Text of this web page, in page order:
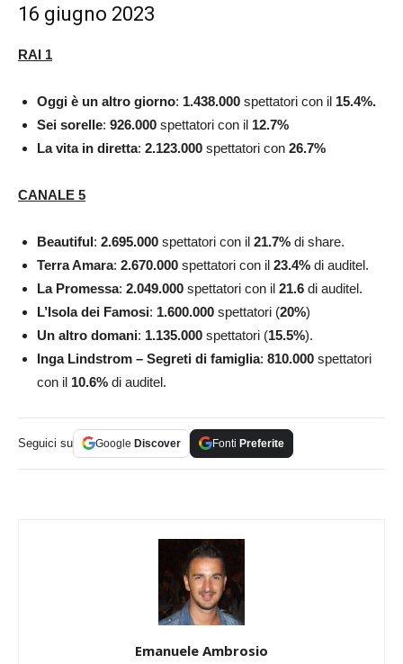
16 giugno 2023
RAI 1
Oggi è un altro giorno: 1.438.000 spettatori con il 15.4%.
Sei sorelle: 926.000 spettatori con il 12.7%
La vita in diretta: 2.123.000 spettatori con 26.7%
CANALE 5
Beautiful: 2.695.000 spettatori con il 21.7% di share.
Terra Amara: 2.670.000 spettatori con il 23.4% di auditel.
La Promessa: 2.049.000 spettatori con il 21.6 di auditel.
L’Isola dei Famosi: 1.600.000 spettatori (20%)
Un altro domani: 1.135.000 spettatori (15.5%).
Inga Lindstrom – Segreti di famiglia: 810.000 spettatori
con il 10.6% di auditel.
Seguici su Google Discover Fonti Preferite
Emanuele Ambrosio